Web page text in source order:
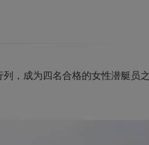
列，成为四名合格的女性潜艇员之